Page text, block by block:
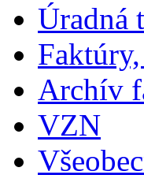
Úradná
Archív
VZN